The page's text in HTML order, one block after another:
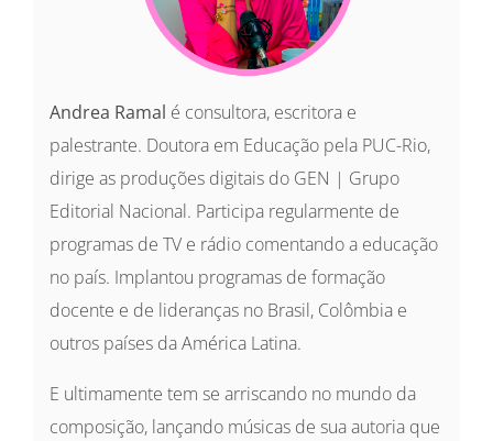
Andrea Ramal é consultora, escritora e
palestrante. Doutora em Educação pela PUC-Rio,
dirige as produções digitais do GEN | Grupo
Editorial Nacional. Participa regularmente de
programas de TV e rádio comentando a educação
no país. Implantou programas de formação
docente e de lideranças no Brasil, Colômbia e
outros países da América Latina.
E ultimamente tem se arriscando no mundo da
composição, lançando músicas de sua autoria que